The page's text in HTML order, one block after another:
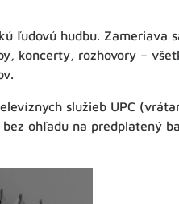
ľudovú hudbu. Zameriava
koncerty, rozhovory –
služieb UPC
ohľadu na predplatený